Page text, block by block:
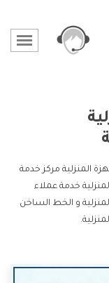
المنزلية مركز خدمة
خدمة عملاء
و الخط الساخن